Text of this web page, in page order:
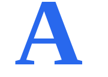
A